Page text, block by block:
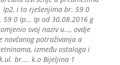
i to rješenjima br. 59 0
0 Ip... Ip od 30.08.2016 g
svoj naziv u..., ovdje
novčanog potraživanja a
između ostaloga i
br.... k.o Bijeljina 1